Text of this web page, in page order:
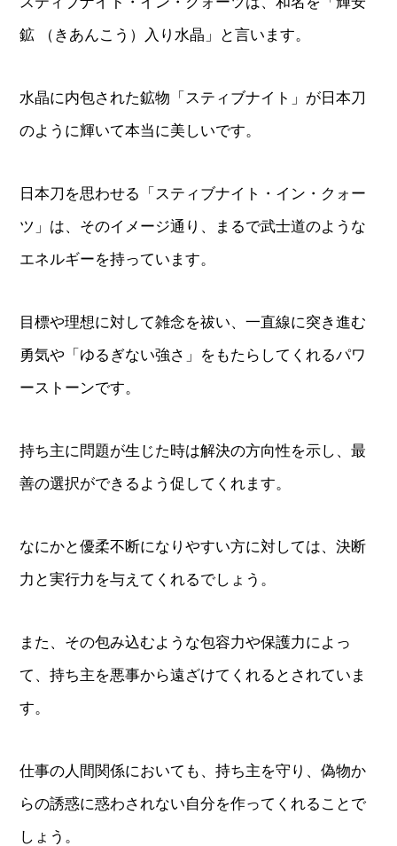
鉱 （きあんこう）入り水晶」と言います。
水晶に内包された鉱物「スティブナイト」が日本刀
のように輝いて本当に美しいです。
日本刀を思わせる「スティブナイト・イン・クォー
ツ」は、そのイメージ通り、まるで武士道のような
エネルギーを持っています。
目標や理想に対して雑念を祓い、一直線に突き進む
勇気や「ゆるぎない強さ」をもたらしてくれるパワ
ーストーンです。
持ち主に問題が生じた時は解決の方向性を示し、最
善の選択ができるよう促してくれます。
なにかと優柔不断になりやすい方に対しては、決断
力と実行力を与えてくれるでしょう。
また、その包み込むような包容力や保護力によっ
て、持ち主を悪事から遠ざけてくれるとされていま
す。
仕事の人間関係においても、持ち主を守り、偽物か
らの誘惑に惑わされない自分を作ってくれることで
しょう。